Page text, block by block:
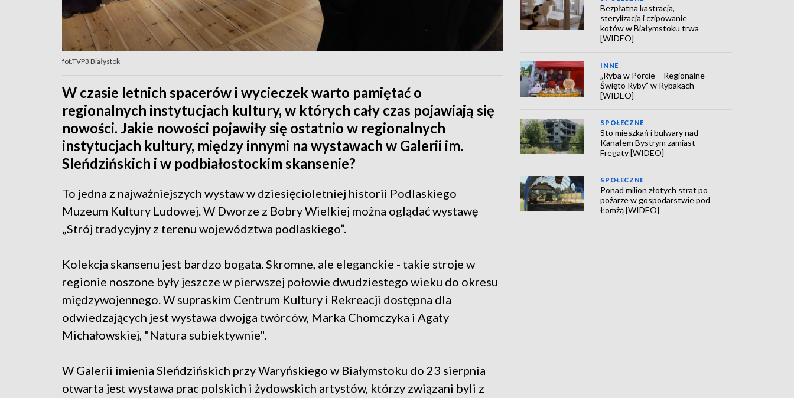
fot.TVP3 Białystok
W czasie letnich spacerów i wycieczek warto pamiętać o
regionalnych instytucjach kultury, w których cały czas pojawiają się
nowości. Jakie nowości pojawiły się ostatnio w regionalnych
instytucjach kultury, między innymi na wystawach w Galerii im.
Sleńdzińskich i w podbiałostockim skansenie?
To jedna z najważniejszych wystaw w dziesięcioletniej historii Podlaskiego
Muzeum Kultury Ludowej. W Dworze z Bobry Wielkiej można oglądać wystawę
„Strój tradycyjny z terenu województwa podlaskiego”.
Kolekcja skansenu jest bardzo bogata. Skromne, ale eleganckie - takie stroje w
regionie noszone były jeszcze w pierwszej połowie dwudziestego wieku do okresu
międzywojennego. W supraskim Centrum Kultury i Rekreacji dostępna dla
odwiedzających jest wystawa dwojga twórców, Marka Chomczyka i Agaty
Michałowskiej, "Natura subiektywnie".
W Galerii imienia Sleńdzińskich przy Waryńskiego w Białymstoku do 23 sierpnia
otwarta jest wystawa prac polskich i żydowskich artystów, którzy związani byli z
Bezpłatna kastracja,
sterylizacja i czipowanie
kotów w Białymstoku trwa
[WIDEO]
INNE
„Ryba w Porcie – Regionalne
Święto Ryby” w Rybakach
[WIDEO]
SPOŁECZNE
Sto mieszkań i bulwary nad
Kanałem Bystrym zamiast
Fregaty [WIDEO]
SPOŁECZNE
Ponad milion złotych strat po
pożarze w gospodarstwie pod
Łomżą [WIDEO]